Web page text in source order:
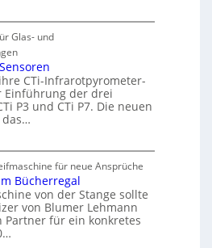
Glas- und
CTi-Infrarotpyrometer-
Einführung der drei
P3 und CTi P7. Die neuen
das…
für neue Ansprüche
Bücherregal
von der Stange sollte
von Blumer Lehmann
Partner für ein konkretes